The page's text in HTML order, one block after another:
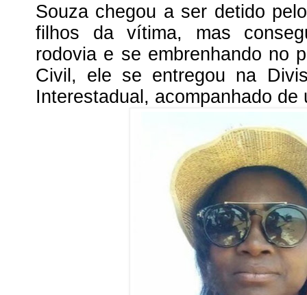
Souza chegou a ser detido
filhos da vítima, mas
rodovia e se embrenhando no
Civil, ele se entregou na
Interestadual, acompanhado de